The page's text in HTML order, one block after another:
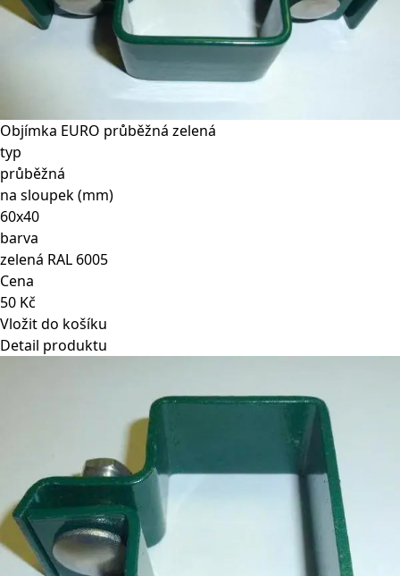
Objímka EURO průběžná zelená
typ
průběžná
na sloupek (mm)
60x40
barva
zelená RAL 6005
Cena
50 Kč
Vložit do košíku
Detail produktu